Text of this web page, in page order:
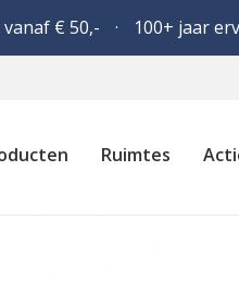
€ 50,- 100+ jaar
Ruimtes